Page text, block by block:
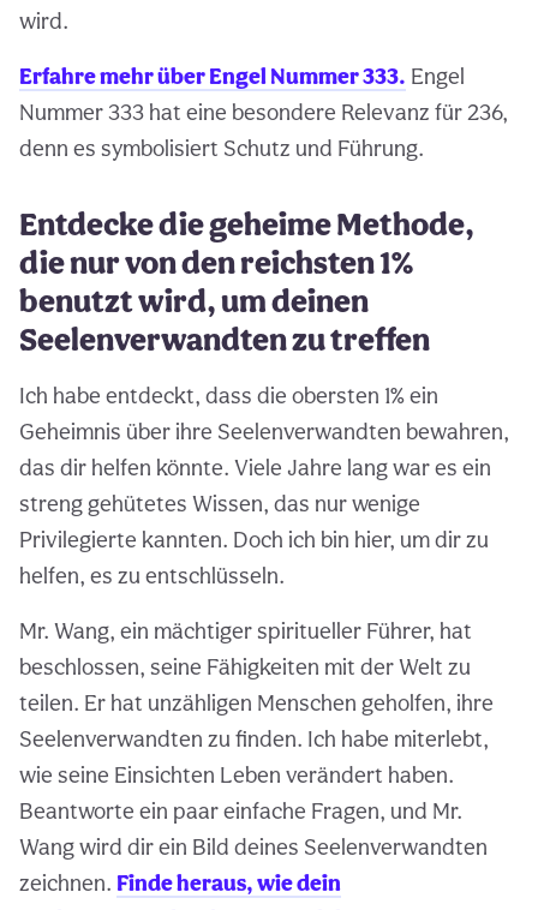
wird.
Erfahre mehr über Engel Nummer 333. Engel
Nummer 333 hat eine besondere Relevanz für 236,
denn es symbolisiert Schutz und Führung.
Entdecke die geheime Methode,
die nur von den reichsten 1%
benutzt wird, um deinen
Seelenverwandten zu treffen
Ich habe entdeckt, dass die obersten 1% ein
Geheimnis über ihre Seelenverwandten bewahren,
das dir helfen könnte. Viele Jahre lang war es ein
streng gehütetes Wissen, das nur wenige
Privilegierte kannten. Doch ich bin hier, um dir zu
helfen, es zu entschlüsseln.
Mr. Wang, ein mächtiger spiritueller Führer, hat
beschlossen, seine Fähigkeiten mit der Welt zu
teilen. Er hat unzähligen Menschen geholfen, ihre
Seelenverwandten zu finden. Ich habe miterlebt,
wie seine Einsichten Leben verändert haben.
Beantworte ein paar einfache Fragen, und Mr.
Wang wird dir ein Bild deines Seelenverwandten
zeichnen. Finde heraus, wie dein